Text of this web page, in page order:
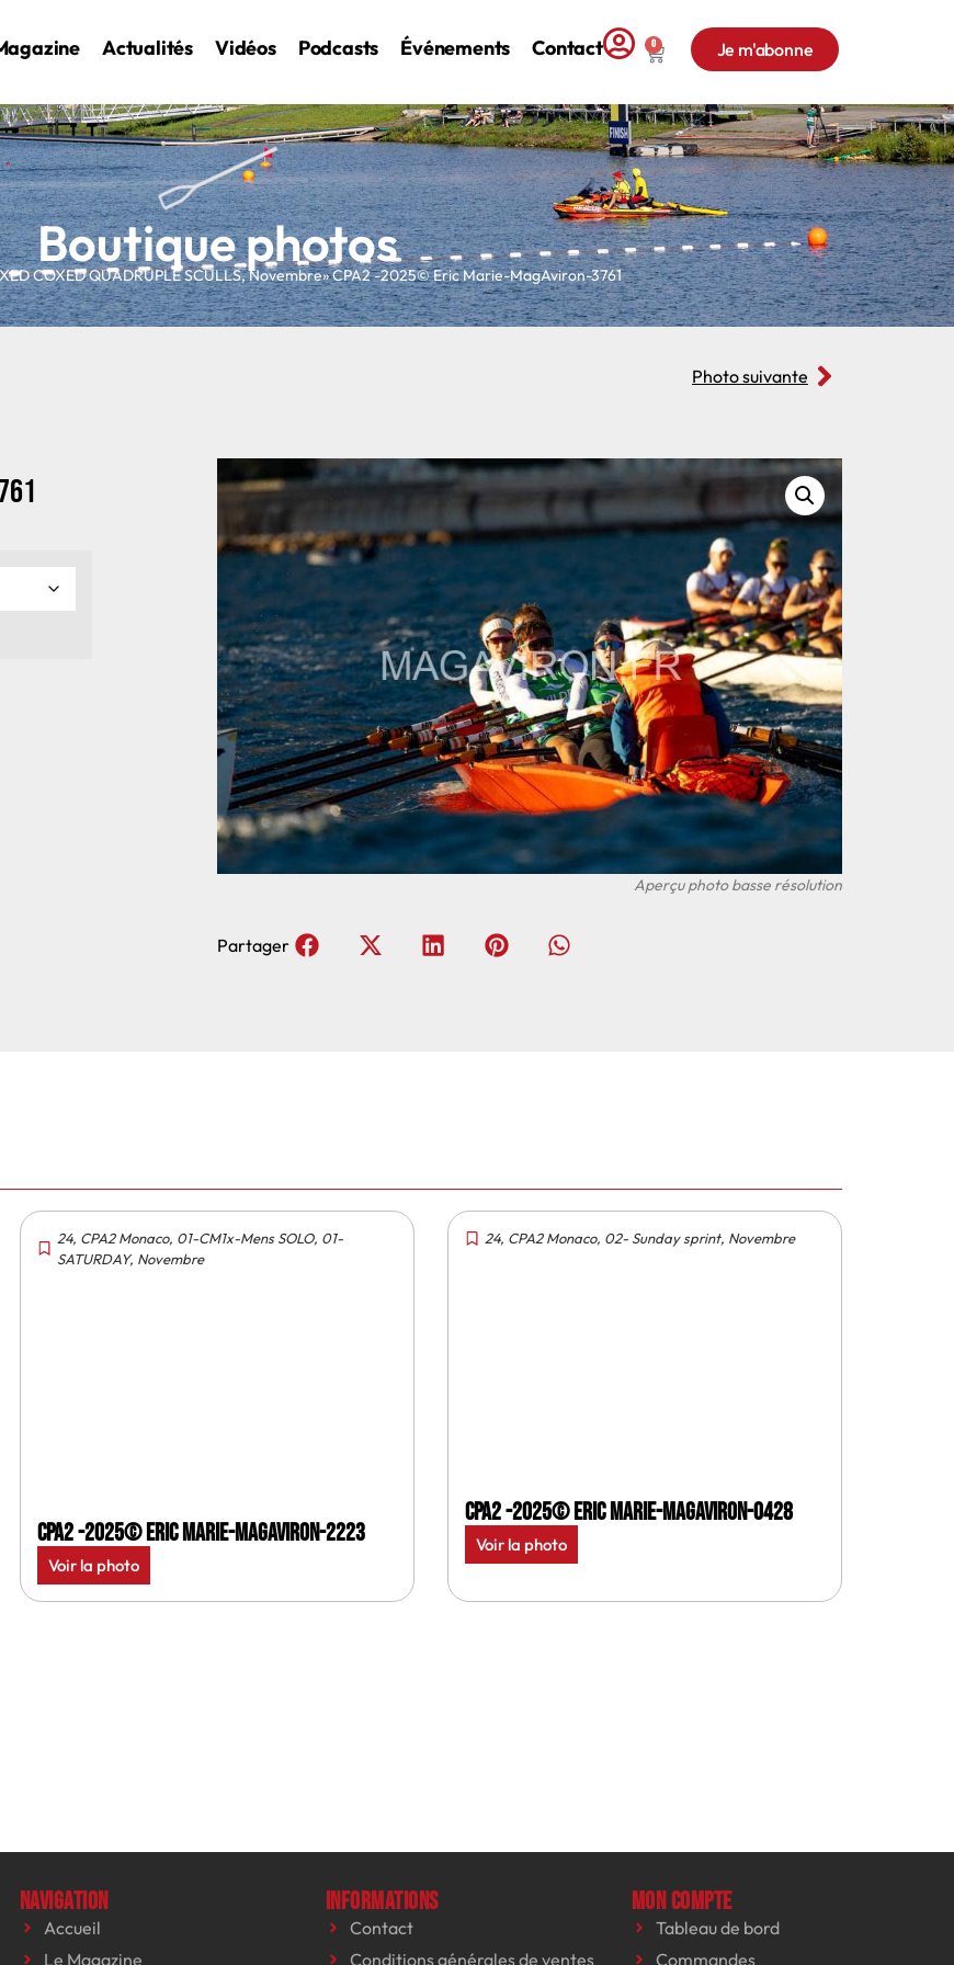
Actualités Vidéos Podcasts Événements Contact 0 Je m'abonne
Boutique photos
COXED QUADRUPLE SCULLS,Novembre» CPA2 -2025© Eric Marie-MagAviron-3761
Photo suivante
Partager
24, CPA2 Monaco, 01-CM1x-Mens SOLO, 01-
SATURDAY, Novembre
CPA2 -2025© Eric Marie-MagAviron-2223
Voir la photo
24, CPA2 Monaco, 02- Sunday sprint, Novembre
CPA2 -2025© Eric Marie-MagAviron-0428
Voir la photo
Navigation
Accueil
Le Magazine
Informations
Contact
Conditions générales de ventes
Mon compte
Tableau de bord
Commandes